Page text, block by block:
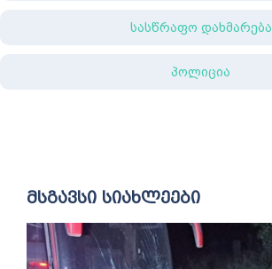
სასწრაფო დახმარება
პოლიცია
მსგავსი სიახლეები